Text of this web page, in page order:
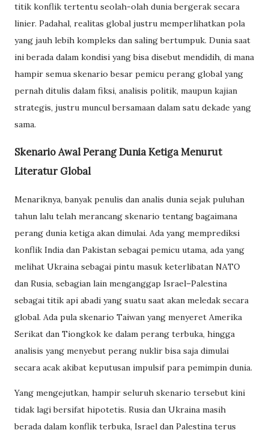
titik konflik tertentu seolah-olah dunia bergerak secara
linier. Padahal, realitas global justru memperlihatkan pola
yang jauh lebih kompleks dan saling bertumpuk. Dunia saat
ini berada dalam kondisi yang bisa disebut mendidih, di mana
hampir semua skenario besar pemicu perang global yang
pernah ditulis dalam fiksi, analisis politik, maupun kajian
strategis, justru muncul bersamaan dalam satu dekade yang
sama.
Skenario Awal Perang Dunia Ketiga Menurut
Literatur Global
Menariknya, banyak penulis dan analis dunia sejak puluhan
tahun lalu telah merancang skenario tentang bagaimana
perang dunia ketiga akan dimulai. Ada yang memprediksi
konflik India dan Pakistan sebagai pemicu utama, ada yang
melihat Ukraina sebagai pintu masuk keterlibatan NATO
dan Rusia, sebagian lain menganggap Israel–Palestina
sebagai titik api abadi yang suatu saat akan meledak secara
global. Ada pula skenario Taiwan yang menyeret Amerika
Serikat dan Tiongkok ke dalam perang terbuka, hingga
analisis yang menyebut perang nuklir bisa saja dimulai
secara acak akibat keputusan impulsif para pemimpin dunia.
Yang mengejutkan, hampir seluruh skenario tersebut kini
tidak lagi bersifat hipotetis. Rusia dan Ukraina masih
berada dalam konflik terbuka, Israel dan Palestina terus